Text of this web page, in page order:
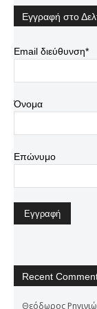
Εγγραφή στο
Email διεύθυνση*
Όνομα
Επώνυμο
Recent
Θεόδωρος